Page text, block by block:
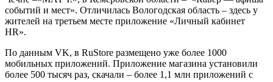
событий и мест». Отличилась Вологодская область – здесь у
жителей на третьем месте приложение «Личный кабинет
HR».
По данным VK, в RuStore размещено уже более 1000
мобильных приложений. Приложение магазина установили
более 500 тысяч раз, скачали – более 1,1 млн приложений с